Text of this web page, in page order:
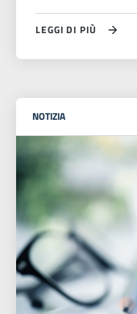
LEGGI DI PIÙ
NOTIZIA